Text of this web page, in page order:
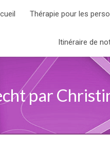
Thérapie pour les
Itinéraire de
par